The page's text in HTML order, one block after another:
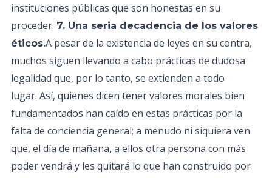
instituciones públicas que son honestas en su
proceder. 7. Una seria decadencia de los valores
éticos.A pesar de la existencia de leyes en su contra,
muchos siguen llevando a cabo prácticas de dudosa
legalidad que, por lo tanto, se extienden a todo
lugar. Así, quienes dicen tener valores morales bien
fundamentados han caído en estas prácticas por la
falta de conciencia general; a menudo ni siquiera ven
que, el día de mañana, a ellos otra persona con más
poder vendrá y les quitará lo que han construido por